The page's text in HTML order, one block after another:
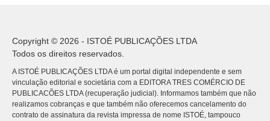
Copyright © 2026 - ISTOÉ PUBLICAÇÕES LTDA
Todos os direitos reservados.
A ISTOÉ PUBLICAÇÕES LTDA é um portal digital independente e sem
vinculação editorial e societária com a EDITORA TRES COMÉRCIO DE
PUBLICACÕES LTDA (recuperação judicial). Informamos também que não
realizamos cobranças e que também não oferecemos cancelamento do
contrato de assinatura da revista impressa de nome ISTOÉ, tampouco